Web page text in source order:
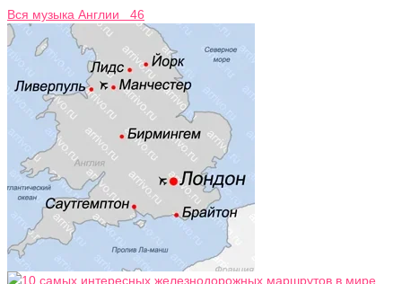
Вся музыка Англии 46